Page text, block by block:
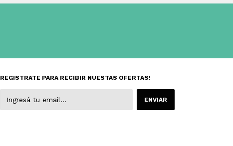
REGISTRATE PARA RECIBIR NUESTAS OFERTAS!